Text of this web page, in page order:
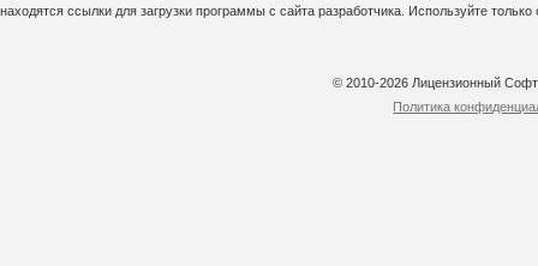
находятся ссылки для загрузки программы с сайта разработчика. Используйте
© 2010-2026 Лицензионный
Политика